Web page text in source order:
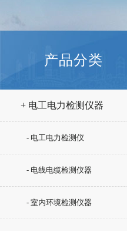
产品分类
+ 电工电力检测仪器
- 电工电力检测仪
- 电线电缆检测仪器
- 室内环境检测仪器